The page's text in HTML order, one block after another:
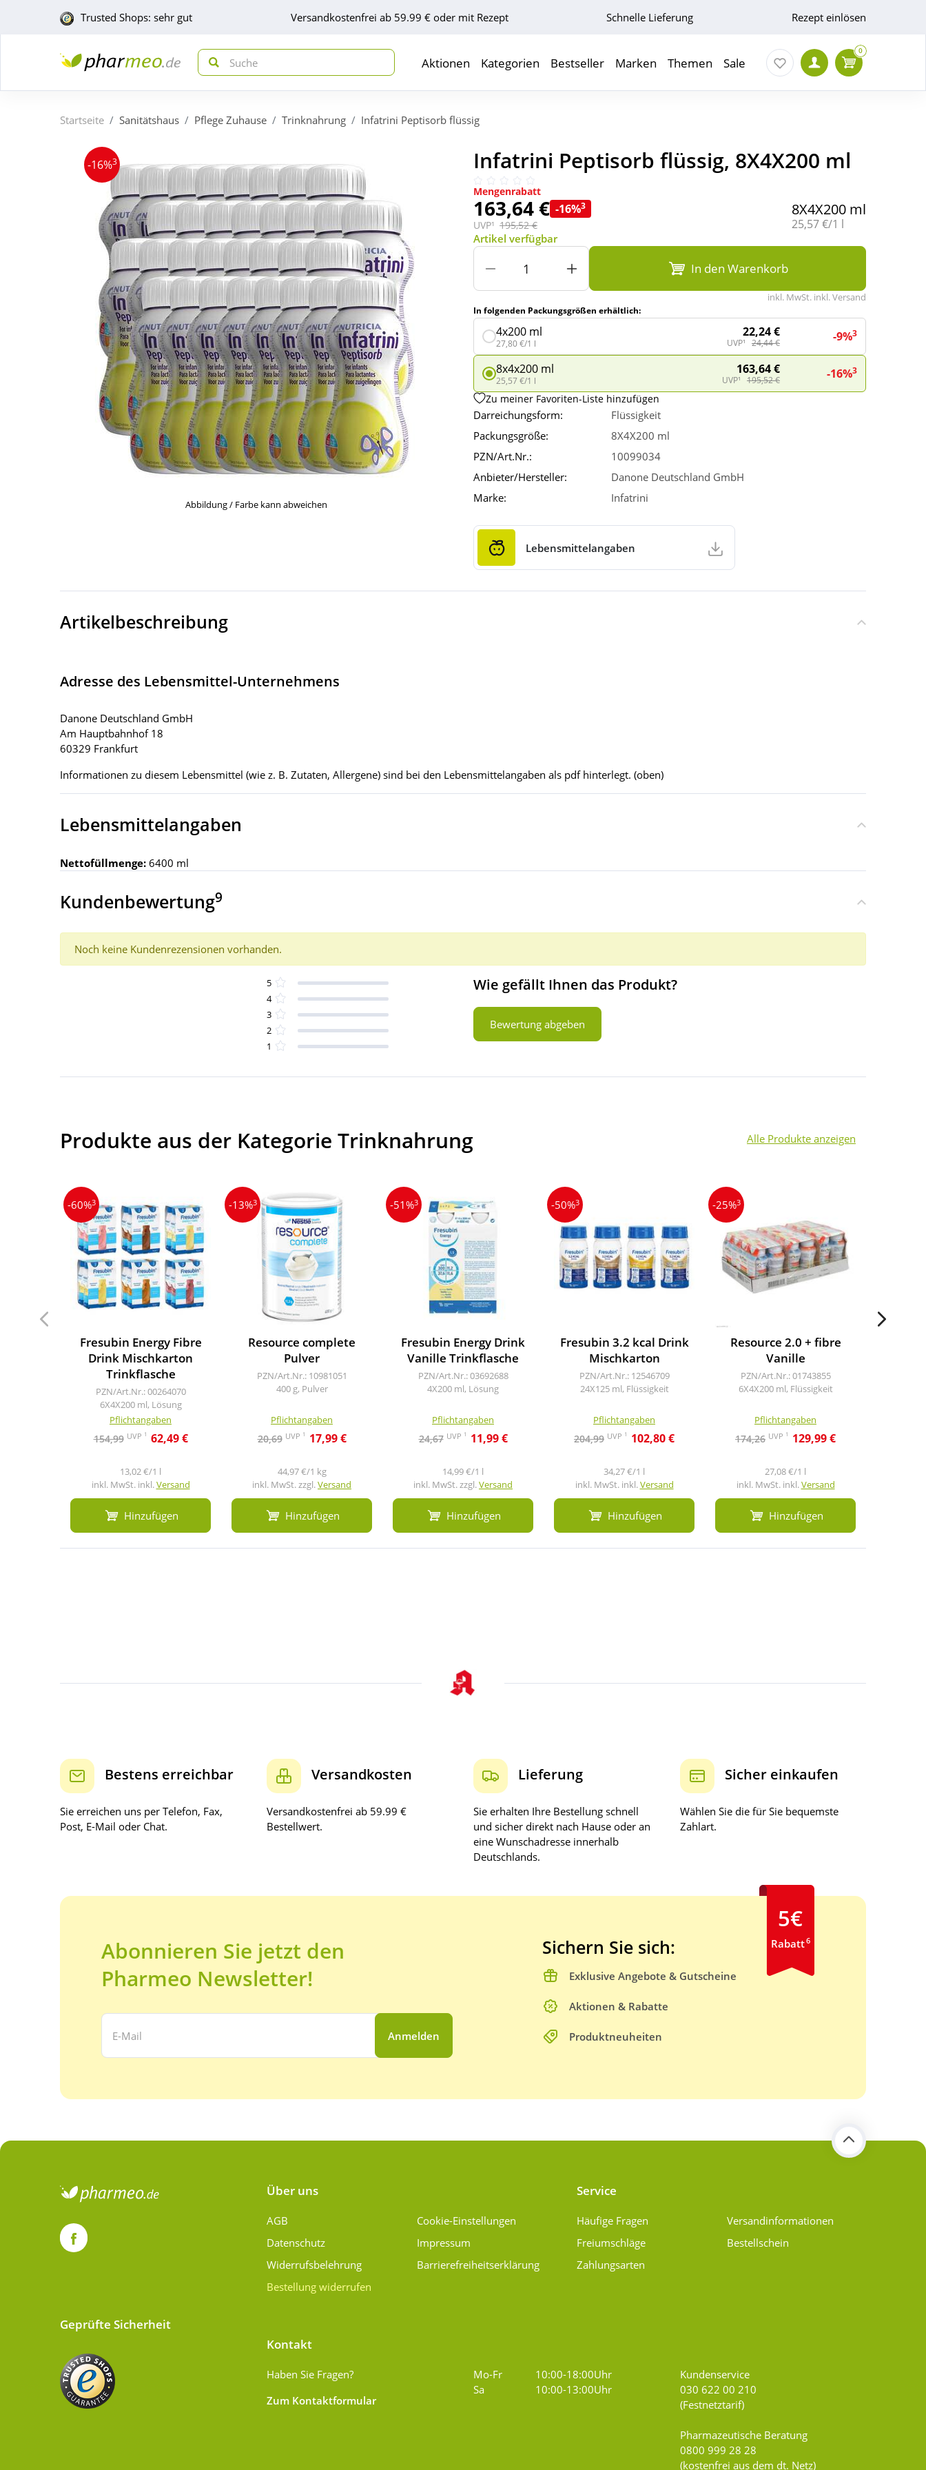
Trusted Shops: sehr gut Versandkostenfrei ab 59.99 € oder mit Rezept Schnelle Lieferung Rezept einlösen
Aktionen Kategorien Bestseller Marken Themen Sale
0
Startseite Sanitätshaus Pflege Zuhause Trinknahrung Infatrini Peptisorb flüssig
-16%3
Abbildung / Farbe kann abweichen
Infatrini Peptisorb flüssig, 8X4X200 ml
Mengenrabatt
163,64 € -16%3
UVP¹ 195,52 €
8X4X200 ml
Grundpreis:
25,57 €/1 l
Artikel verfügbar
In den Warenkorb
inkl. MwSt. inkl. Versand
In folgenden Packungsgrößen erhältlich:
4x200 ml
27,80 €/1 l
22,24 €
UVP¹ 24,44 € -9%3
8x4x200 ml
25,57 €/1 l
163,64 €
UVP¹ 195,52 € -16%3
Zu meiner Favoriten-Liste hinzufügen
Darreichungsform:
Flüssigkeit
Packungsgröße:
8X4X200 ml
PZN/Art.Nr.:
10099034
Anbieter/Hersteller:
Danone Deutschland GmbH
Marke:
Infatrini
Lebensmittelangaben
Artikelbeschreibung
Adresse des Lebensmittel-Unternehmens
Danone Deutschland GmbH
Am Hauptbahnhof 18
60329 Frankfurt
Informationen zu diesem Lebensmittel (wie z. B. Zutaten, Allergene) sind bei den Lebensmittelangaben als pdf hinterlegt. (oben)
Lebensmittelangaben
Nettofüllmenge: 6400 ml
Kundenbewertung9
Noch keine Kundenrezensionen vorhanden.
5
4
3
2
1
Wie gefällt Ihnen das Produkt?
Bewertung abgeben
Produkte aus der Kategorie Trinknahrung Alle Produkte anzeigen
-60%3
Fresubin Energy Fibre
Drink Mischkarton
Trinkflasche
PZN/Art.Nr.: 00264070
6X4X200 ml, Lösung
Pflichtangaben
154,99 UVP 1 62,49 €
13,02 €/1 l
inkl. MwSt. inkl.Versand
Hinzufügen
-13%3
Resource complete
Pulver
PZN/Art.Nr.: 10981051
400 g, Pulver
Pflichtangaben
20,69 UVP 1 17,99 €
44,97 €/1 kg
inkl. MwSt. zzgl.Versand
Hinzufügen
-51%3
Fresubin Energy Drink
Vanille Trinkflasche
PZN/Art.Nr.: 03692688
4X200 ml, Lösung
Pflichtangaben
24,67 UVP 1 11,99 €
14,99 €/1 l
inkl. MwSt. zzgl.Versand
Hinzufügen
-50%3
Fresubin 3.2 kcal Drink
Mischkarton
PZN/Art.Nr.: 12546709
24X125 ml, Flüssigkeit
Pflichtangaben
204,99 UVP 1 102,80 €
34,27 €/1 l
inkl. MwSt. inkl.Versand
Hinzufügen
-25%3
Resource 2.0 + fibre
Vanille
PZN/Art.Nr.: 01743855
6X4X200 ml, Flüssigkeit
Pflichtangaben
174,26 UVP 1 129,99 €
27,08 €/1 l
inkl. MwSt. inkl.Versand
Hinzufügen
Bestens erreichbar
Sie erreichen uns per Telefon, Fax,
Post, E-Mail oder Chat.
Versandkosten
Versandkostenfrei ab 59.99 €
Bestellwert.
Lieferung
Sie erhalten Ihre Bestellung schnell
und sicher direkt nach Hause oder an
eine Wunschadresse innerhalb
Deutschlands.
Sicher einkaufen
Wählen Sie die für Sie bequemste
Zahlart.
Abonnieren Sie jetzt den
Pharmeo Newsletter!
Ihre E-Mail Adresse:
Anmelden
Sichern Sie sich:
Exklusive Angebote & Gutscheine
Aktionen & Rabatte
Produktneuheiten
5€
Rabatt6
Über uns
AGB
Datenschutz
Widerrufsbelehrung
Bestellung widerrufen
Cookie-Einstellungen
Impressum
Barrierefreiheitserklärung
Service
Häufige Fragen
Freiumschläge
Zahlungsarten
Versand­informationen
Bestellschein
Kontakt
Haben Sie Fragen?
Zum Kontaktformular
Mo-Fr
10:00-18:00Uhr
Sa
10:00-13:00Uhr
Kundenservice
030 622 00 210
(Festnetztarif)
Pharmazeutische Beratung
0800 999 28 28
(kostenfrei aus dem dt. Netz)
Geprüfte Sicherheit